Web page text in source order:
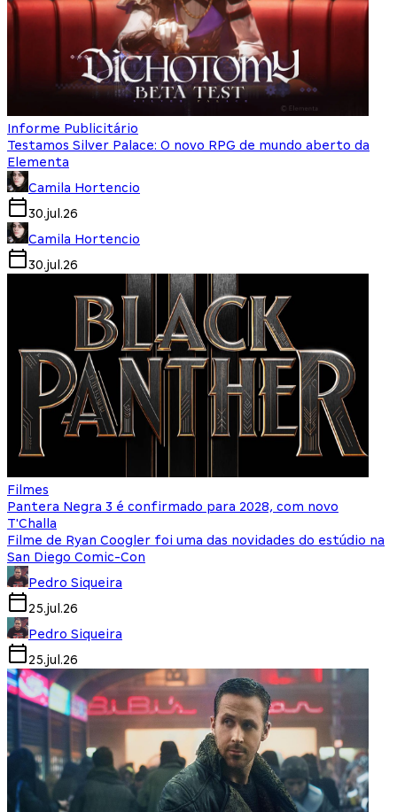
Informe Publicitário
Testamos Silver Palace: O novo RPG de mundo aberto da
Elementa
Camila Hortencio
30.jul.26
Camila Hortencio
30.jul.26
Filmes
Pantera Negra 3 é confirmado para 2028, com novo
T'Challa
Filme de Ryan Coogler foi uma das novidades do estúdio na
San Diego Comic-Con
Pedro Siqueira
25.jul.26
Pedro Siqueira
25.jul.26